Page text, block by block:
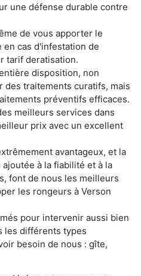
une défense durable contre
de vous apporter le
en cas d'infestation de
tarif deratisation.
disposition, non
traitements curatifs, mais
préventifs efficaces.
meilleurs services dans
prix avec un excellent
avantageux, et la
à la fiabilité et à la
font de nous les meilleurs
les rongeurs à Verson
pour intervenir aussi bien
les différents types
besoin de nous : gîte,